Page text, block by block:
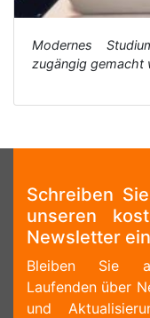
Modernes
zugängig gemacht
Schreiben
unseren
Newsletter
Bleiben Sie
Laufenden über
und